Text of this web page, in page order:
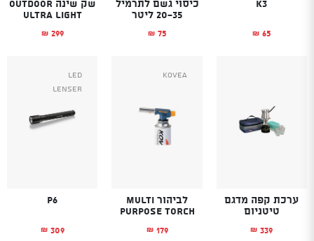
K3
₪ 65
כיסוי גשם לתרמיל
20-35 ליטר
₪ 75
שק שינה OUTDOOR
ULTRA LIGHT
₪ 299
ערכת קפה מדגם
טיטניום
₪ 339
Kovea
לביהור MULTI
PURPOSE TORCH
₪ 179
Led
Lenser
P6
₪ 309